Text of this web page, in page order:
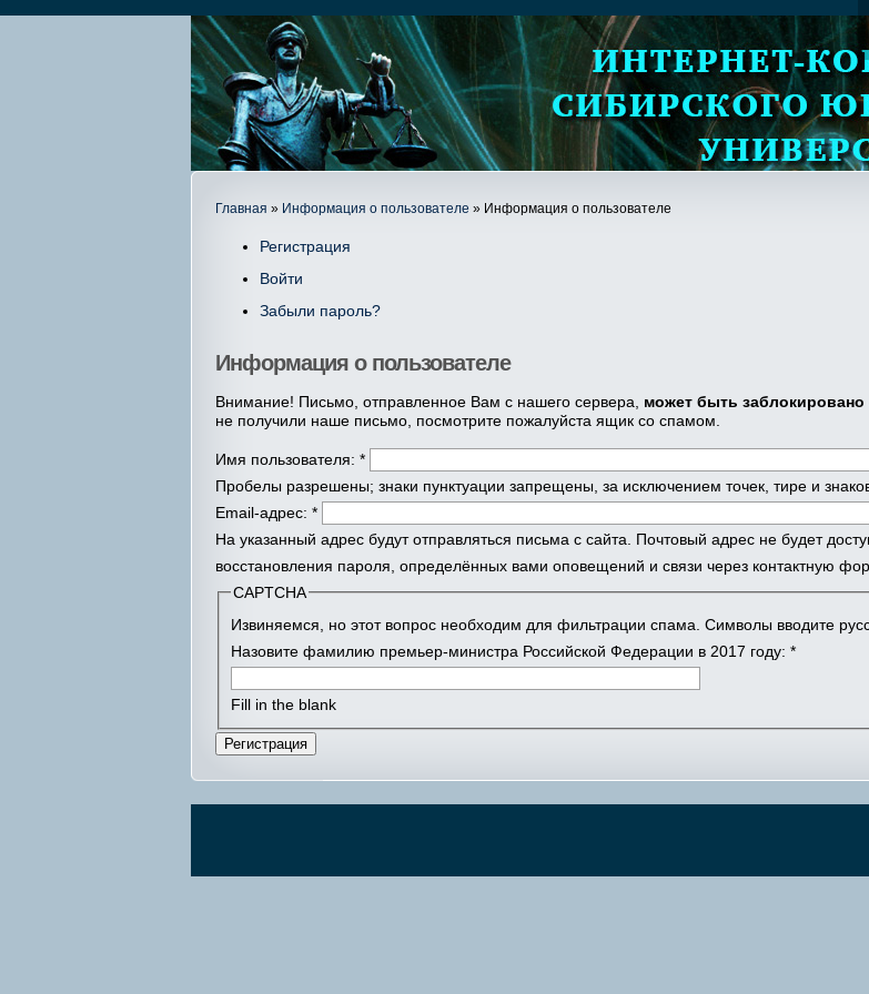
Главная » Информация о пользователе » Информация о пользователе
Регистрация
Войти
Забыли пароль?
Информация о пользователе
Внимание! Письмо, отправленное Вам с нашего сервера, может быть
не получили наше письмо, посмотрите пожалуйста ящик со спамом.
Имя пользователя: *
Пробелы разрешены; знаки пунктуации запрещены, за исключением точек, тире и
Email-адрес: *
На указанный адрес будут отправляться письма с сайта. Почтовый адрес не будет
восстановления пароля, определённых вами оповещений и связи через контактную
CAPTCHA
Извиняемся, но этот вопрос необходим для фильтрации спама. Символы вводите
Назовите фамилию премьер-министра Российской Федерации в 2017 году:*
Fill in the blank